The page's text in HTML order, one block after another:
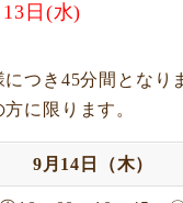
13日(水)
つき45分間となり
に限ります。
9月14日（木）